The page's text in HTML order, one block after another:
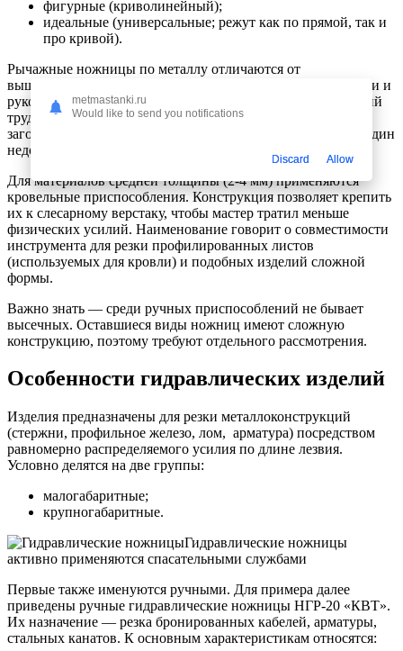
фигурные (криволинейный);
идеальные (универсальные; режут как по прямой, так и
про кривой).
Рычажные ножницы по металлу отличаются от
вышеназванных шарнирным соединением режущей кромки и
рукоятки. Это создает дополнительный рычаг, облегчающий
труд мастера. Необходимое усилие для того, чтобы резать
заготовку, меньше, а качество работы не страдает. Имеют один
недостаток — без прикрепления к верстаку не работают.
Для материалов средней толщины (2-4 мм) применяются
кровельные приспособления. Конструкция позволяет крепить
их к слесарному верстаку, чтобы мастер тратил меньше
физических усилий. Наименование говорит о совместимости
инструмента для резки профилированных листов
(используемых для кровли) и подобных изделий сложной
формы.
Важно знать — среди ручных приспособлений не бывает
высечных. Оставшиеся виды ножниц имеют сложную
конструкцию, поэтому требуют отдельного рассмотрения.
Особенности гидравлических изделий
Изделия предназначены для резки металлоконструкций
(стержни, профильное железо, лом, арматура) посредством
равномерно распределяемого усилия по длине лезвия.
Условно делятся на две группы:
малогабаритные;
крупногабаритные.
Гидравлические ножницы
активно применяются спасательными службами
Первые также именуются ручными. Для примера далее
приведены ручные гидравлические ножницы НГР-20 «КВТ».
Их назначение — резка бронированных кабелей, арматуры,
стальных канатов. К основным характеристикам относятся:
metmastanki.ru
Would like to send you notifications
Discard Allow